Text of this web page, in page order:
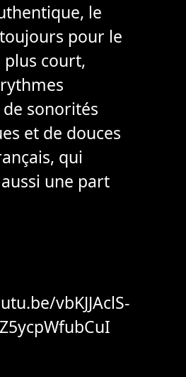
le
pour le
court,
sonorités
et de douces
qui
une part
vbKJJAclS-